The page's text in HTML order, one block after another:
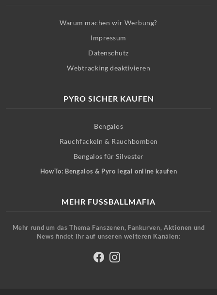
Warum machen wir Werbung?
Impressum
Datenschutz
Webtracking deaktivieren
PYRO SICHER KAUFEN
Bengalos
Rauchfackeln & Rauchbomben
Bengalos für Silvester
HowTo: Bengalos & Pyro legal online kaufen
MEHR FUSSBALLMAFIA
Mehr rund um das Thema Fanszenen, Fankurven, Aktionen und
News findet ihr auf unseren weiteren Kanälen: